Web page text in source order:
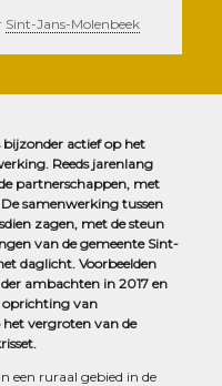
Sint-Jans-Molenbeek
bijzonder actief op het
Reeds jarenlang
partnerschappen, met
samenwerking tussen
zagen, met de steun
van de gemeente Sint-
daglicht. Voorbeelden
ambachten in 2017 en
oprichting van
vergroten van de
een ruraal gebied in de